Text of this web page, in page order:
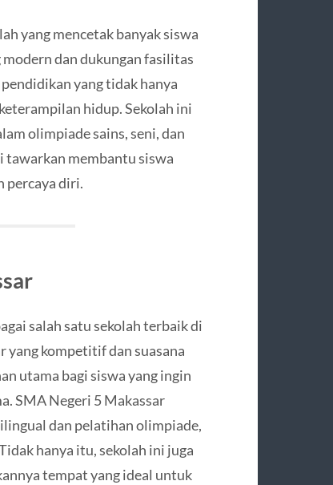
yang mencetak banyak siswa
dan dukungan fasilitas
yang tidak hanya
hidup. Sekolah ini
olimpiade sains, seni, dan
tawarkan membantu siswa
percaya diri.
salah satu sekolah terbaik di
yang kompetitif dan suasana
utama bagi siswa yang ingin
SMA Negeri 5 Makassar
dan pelatihan olimpiade,
hanya itu, sekolah ini juga
tempat yang ideal untuk